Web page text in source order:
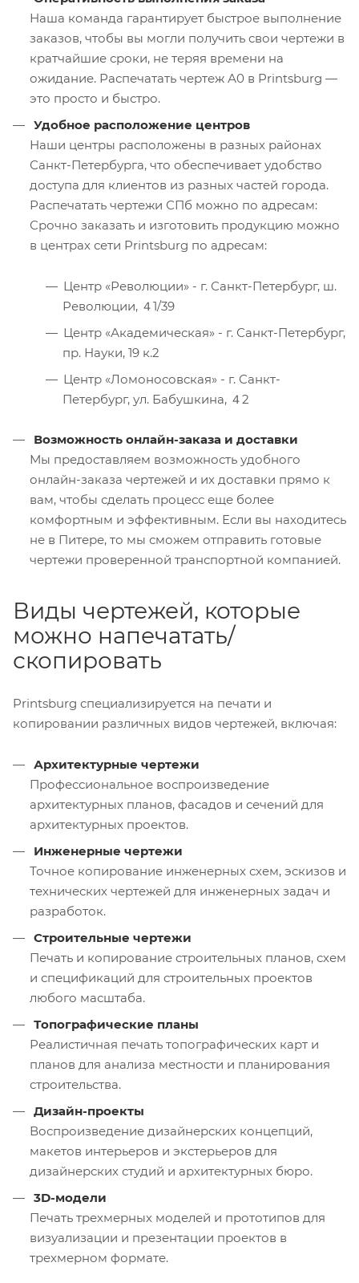
Наша команда гарантирует быстрое выполнение
заказов, чтобы вы могли получить свои чертежи в
кратчайшие сроки, не теряя времени на
ожидание. Распечатать чертеж А0 в Printsburg —
это просто и быстро.
Удобное расположение центров
Наши центры расположены в разных районах
Санкт-Петербурга, что обеспечивает удобство
доступа для клиентов из разных частей города.
Распечатать чертежи СПб можно по адресам:
Срочно заказать и изготовить продукцию можно
в центрах сети Printsburg по адресам:
Центр «Революции» - г. Санкт-Петербург, ш.
Революции, ４1/39
Центр «Академическая» - г. Санкт-Петербург,
пр. Науки, 19 к.2
Центр «Ломоносовская» - г. Санкт-
Петербург, ул. Бабушкина, ４2
Возможность онлайн-заказа и доставки
Мы предоставляем возможность удобного
онлайн-заказа чертежей и их доставки прямо к
вам, чтобы сделать процесс еще более
комфортным и эффективным. Если вы находитесь
не в Питере, то мы сможем отправить готовые
чертежи проверенной транспортной компанией.
Виды чертежей, которые
можно напечатать/
скопировать
Printsburg специализируется на печати и
копировании различных видов чертежей, включая:
Архитектурные чертежи
Профессиональное воспроизведение
архитектурных планов, фасадов и сечений для
архитектурных проектов.
Инженерные чертежи
Точное копирование инженерных схем, эскизов и
технических чертежей для инженерных задач и
разработок.
Строительные чертежи
Печать и копирование строительных планов, схем
и спецификаций для строительных проектов
любого масштаба.
Топографические планы
Реалистичная печать топографических карт и
планов для анализа местности и планирования
строительства.
Дизайн-проекты
Воспроизведение дизайнерских концепций,
макетов интерьеров и экстерьеров для
дизайнерских студий и архитектурных бюро.
3D-модели
Печать трехмерных моделей и прототипов для
визуализации и презентации проектов в
трехмерном формате.